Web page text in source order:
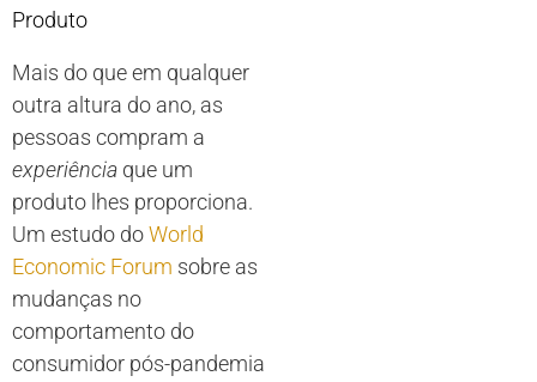
Produto
Mais do que em qualquer
outra altura do ano, as
pessoas compram a
experiência que um
produto lhes proporciona.
Um estudo doWorld
Economic Forum sobre as
mudanças no
comportamento do
consumidor pós-pandemia